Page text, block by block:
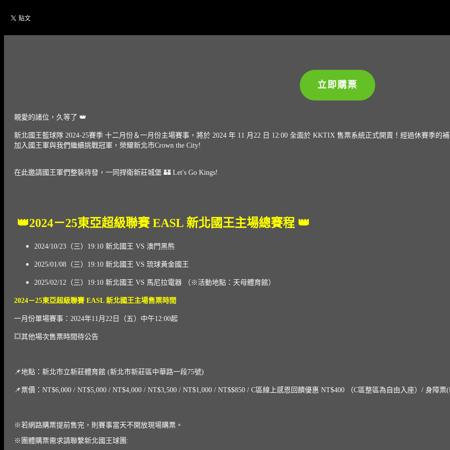
立即購票
親愛的諸位，久等了 👑
新北國王籃球隊 2024-25賽季 十二月份＆一月份主場賽事，將於 2024 年 11 月22 日 12:00 全面於 KKTIX 售票系統正式開賣！經過休賽季
加入國王軍與我們繼續挑戰冠軍，榮耀新北市Crown the City!
在此邀請國王軍們整裝待發，一同捍衛新莊城堡 🏰 Let's Go Kings!
👑2024－25東亞超級聯賽 EASL 新北國王主場總賽程 👑
2024/10/23（三）19:10 新北國王 VS 澳門黑熊
2025/01/08（三）19:10 新北國王 VS 琉球黃金國王
2025/02/12（三）19:10 新北國王 VS 馬尼拉電器 （※活動地點：天母體育館）
2024－25東亞超級聯賽 EASL 新北國王主場售票時間
一月份單場賽事：2024年11月22日（五）中午12:00起
💥其他場次售票時間待公告
📌地點：新北市立新莊體育館 (新北市新莊區中華路一段75號)
📌票價：NT$6,000 / NT$5,000 / NT$4,000 / NT$3,500 / NT$1,000 / NT$$850 / C區線上感恩回饋優惠 NT$400 （C區整區為自由入座）/ 身障票
※若網路購票提前售完，則賽事當天不開放現場購票。
※團體購票需求請聯繫新北國王球團: